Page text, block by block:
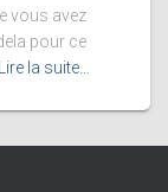
vous avez
pour ce
Lire la suite…